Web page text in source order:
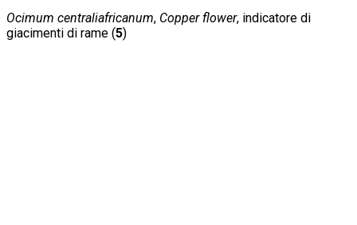
Ocimum centraliafricanum, Copper flower, indicatore di
giacimenti di rame (5)